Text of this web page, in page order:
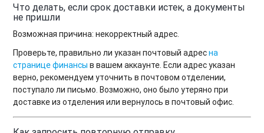
Что делать, если срок доставки истек, а документы
не пришли
Возможная причина: некорректный адрес.
Проверьте, правильно ли указан почтовый адресна
странице финансы в вашем аккаунте. Если адрес указан
верно, рекомендуем уточнить в почтовом отделении,
поступало ли письмо. Возможно, оно было утеряно при
доставке из отделения или вернулось в почтовый офис.